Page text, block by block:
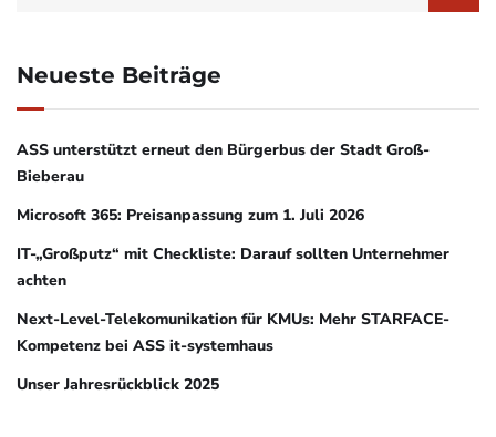
Neueste Beiträge
ASS unterstützt erneut den Bürgerbus der Stadt Groß-
Bieberau
Microsoft 365: Preisanpassung zum 1. Juli 2026
IT-„Großputz“ mit Checkliste: Darauf sollten Unternehmer
achten
Next-Level-Telekomunikation für KMUs: Mehr STARFACE-
Kompetenz bei ASS it-systemhaus
Unser Jahresrückblick 2025